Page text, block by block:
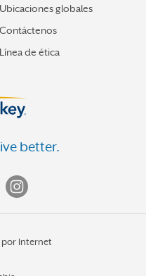
Ubicaciones globales
Contáctenos
Línea de ética
better.
por Internet